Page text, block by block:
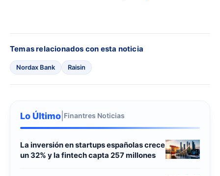
Temas relacionados con esta noticia
Nordax Bank Raisin
Lo Último Finantres Noticias
La inversión en startups españolas crece
un 32% y la fintech capta 257 millones